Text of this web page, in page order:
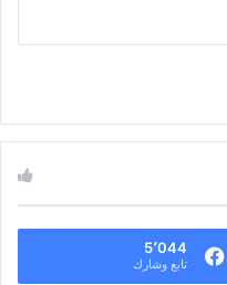
5٬044
تابع وشارك